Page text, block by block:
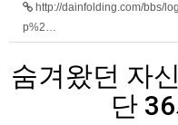
http://dainfolding.com/bbs/
p%2…
숨겨왔던 자
단